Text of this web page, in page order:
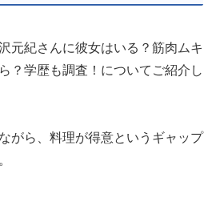
元紀さんに彼女はいる？筋肉ムキ
？学歴も調査！についてご紹介し
がら、料理が得意というギャップ